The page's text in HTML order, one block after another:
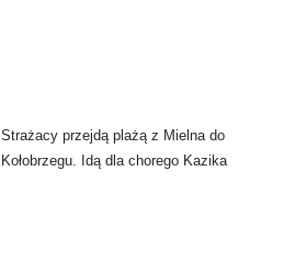
Strażacy przejdą plażą z Mielna do
Kołobrzegu. Idą dla chorego Kazika